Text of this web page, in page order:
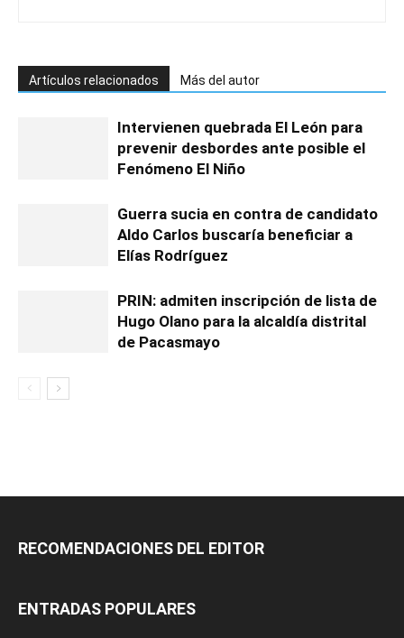
Artículos relacionados Más del autor
Intervienen quebrada El León para
prevenir desbordes ante posible el
Fenómeno El Niño
Guerra sucia en contra de candidato
Aldo Carlos buscaría beneficiar a
Elías Rodríguez
PRIN: admiten inscripción de lista de
Hugo Olano para la alcaldía distrital
de Pacasmayo
RECOMENDACIONES DEL EDITOR
ENTRADAS POPULARES